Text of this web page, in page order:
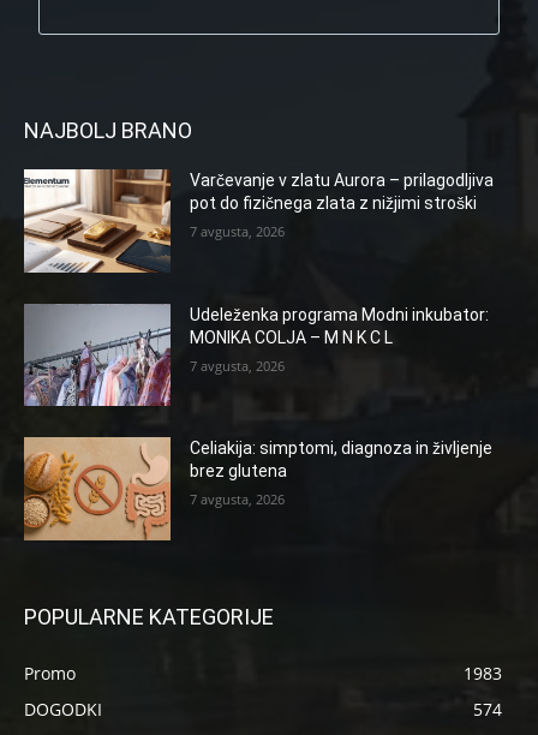
NAJBOLJ BRANO
Varčevanje v zlatu Aurora – prilagodljiva
pot do fizičnega zlata z nižjimi stroški
7 avgusta, 2026
Udeleženka programa Modni inkubator:
MONIKA COLJA – M N K C L
7 avgusta, 2026
Celiakija: simptomi, diagnoza in življenje
brez glutena
7 avgusta, 2026
POPULARNE KATEGORIJE
Promo
1983
DOGODKI
574